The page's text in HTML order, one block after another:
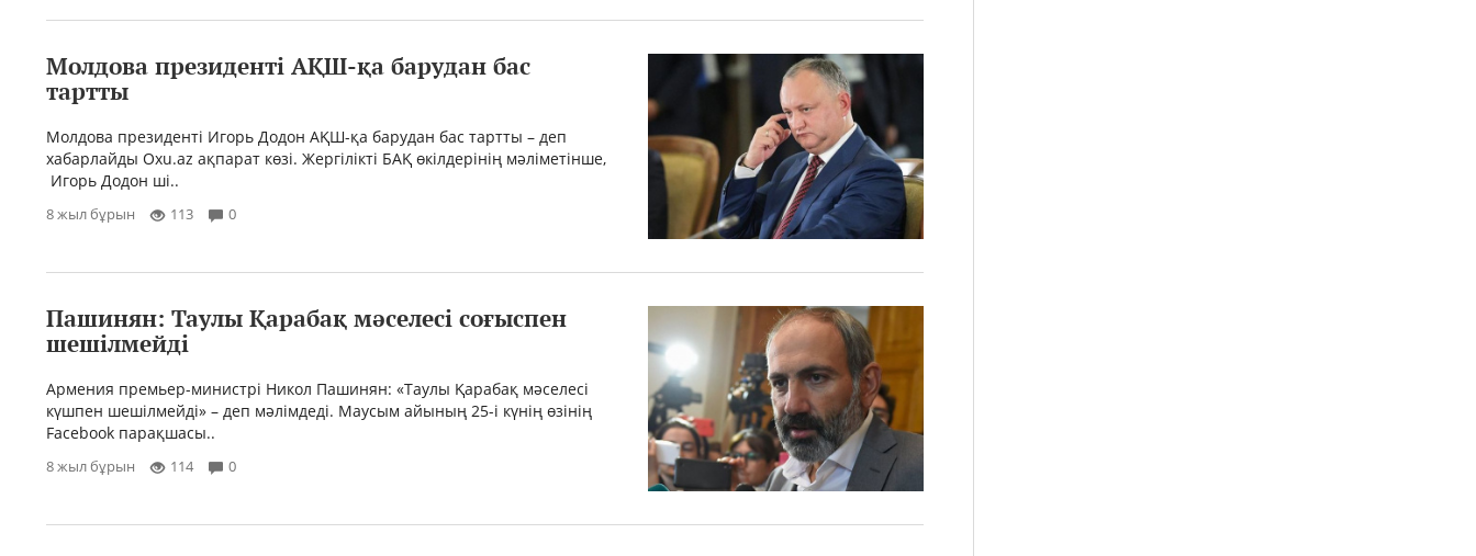
Молдова президенті АҚШ-қа барудан бас
тартты
Молдова президенті Игорь Додон АҚШ-қа барудан бас тартты – деп
хабарлайды Oxu.az ақпарат көзі. Жергілікті БАҚ өкілдерінің мәліметінше,
Игорь Додон ші..
8 жыл бұрын 113 0
Пашинян: Таулы Қарабақ мәселесі соғыспен
шешілмейді
Армения премьер-министрі Никол Пашинян: «Таулы Қарабақ мәселесі
күшпен шешілмейді» – деп мәлімдеді. Маусым айының 25-і күнің өзінің
Facebook парақшасы..
8 жыл бұрын 114 0